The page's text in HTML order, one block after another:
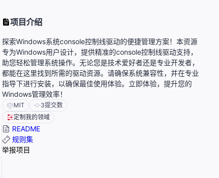
项目介绍
探索Windows系统console控制线驱动的便捷管理方案！本资源
专为Windows用户设计，提供精准的console控制线驱动支持，
助您轻松管理系统操作。无论您是技术爱好者还是专业开发者，
都能在这里找到所需的驱动资源。请确保系统兼容性，并在专业
指导下进行安装，以确保最佳使用体验。立即体验，提升您的
Windows管理效率！
MIT 3提交数
定制我的领域
README
规则集
举报项目